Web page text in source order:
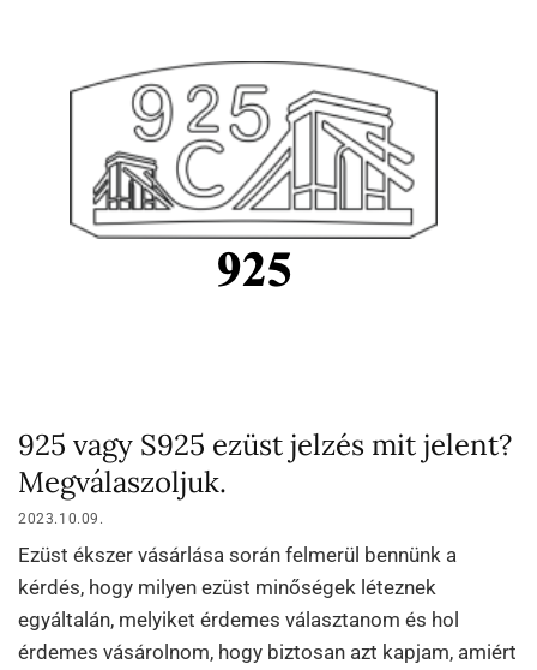
925 vagy S925 ezüst jelzés mit jelent?
Megválaszoljuk.
2023.10.09.
Ezüst ékszer vásárlása során felmerül bennünk a
kérdés, hogy milyen ezüst minőségek léteznek
egyáltalán, melyiket érdemes választanom és hol
érdemes vásárolnom, hogy biztosan azt kapjam, amiért